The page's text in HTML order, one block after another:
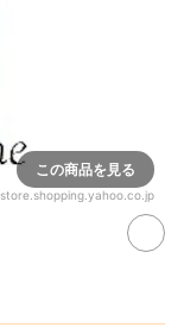
この商品を見る
store.shopping.yahoo.co.jp